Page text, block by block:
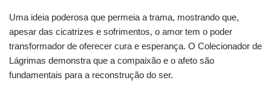
Uma ideia poderosa que permeia a trama, mostrando que,
apesar das cicatrizes e sofrimentos, o amor tem o poder
transformador de oferecer cura e esperança. O Colecionador de
Lágrimas demonstra que a compaixão e o afeto são
fundamentais para a reconstrução do ser.